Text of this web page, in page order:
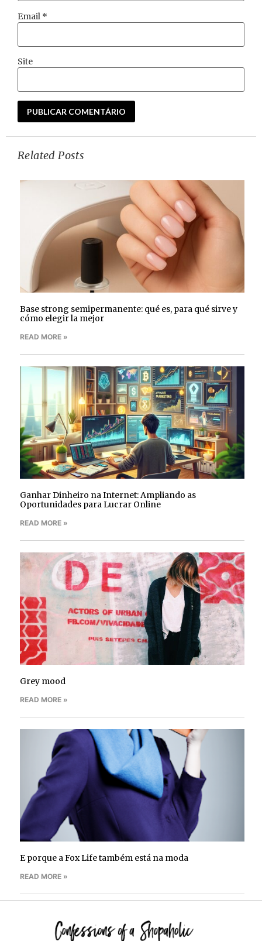
Email *
Site
Related Posts
Base strong semipermanente: qué es, para qué sirve y
cómo elegir la mejor
READ MORE »
Ganhar Dinheiro na Internet: Ampliando as
Oportunidades para Lucrar Online
READ MORE »
Grey mood
READ MORE »
E porque a Fox Life também está na moda
READ MORE »